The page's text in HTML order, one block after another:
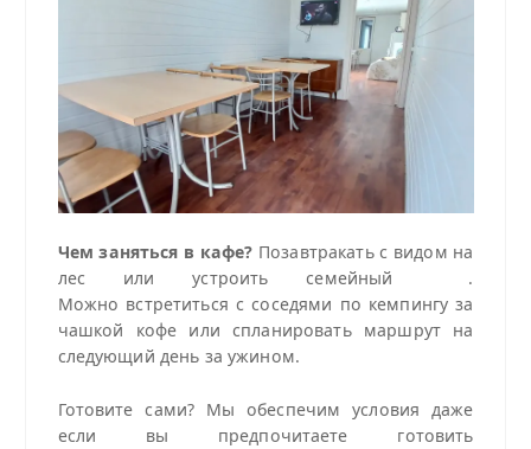
Чем заняться в кафе? Позавтракать с видом на
лес или устроить семейный .
Можно встретиться с соседями по кемпингу за
чашкой кофе или спланировать маршрут на
следующий день за ужином.
Готовите сами? Мы обеспечим условия даже
если вы предпочитаете готовить